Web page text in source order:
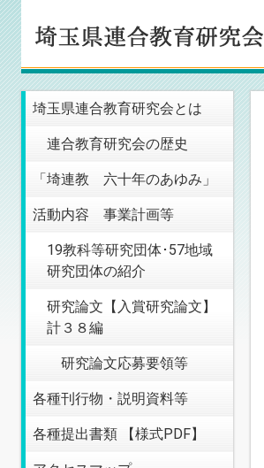
埼玉県連合教育研究会とは
連合教育研究会の歴史
「埼連教 六十年のあゆみ」
活動内容 事業計画等
19教科等研究団体･57地域
研究団体の紹介
研究論文【入賞研究論文】
計３８編
研究論文応募要領等
各種刊行物・説明資料等
各種提出書類 【様式PDF】